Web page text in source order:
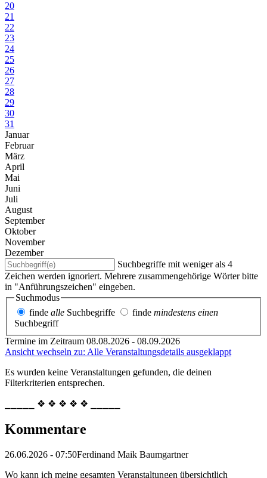
20
21
22
23
24
25
26
27
28
29
30
31
Januar
Februar
März
April
Mai
Juni
Juli
August
September
Oktober
November
Dezember
Suchbegriffe mit weniger als 4
Zeichen werden ignoriert. Mehrere zusammengehörige Wörter bitte
in "Anführungszeichen" eingeben.
Suchmodus
finde alle Suchbegriffe finde mindestens einen
Suchbegriff
Termine im Zeitraum 08.08.2026 - 08.09.2026
Ansicht wechseln zu: Alle Veranstaltungsdetails ausgeklappt
Es wurden keine Veranstaltungen gefunden, die deinen
Filterkriterien entsprechen.
⎯⎯⎯⎯⎯ ❖ ❖ ❖ ❖ ❖ ⎯⎯⎯⎯⎯
Kommentare
26.06.2026 - 07:50Ferdinand Maik Baumgartner
Wo kann ich meine gesamten Veranstaltungen übersichtlich